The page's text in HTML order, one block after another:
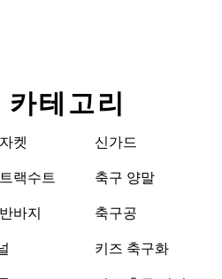
테고리
켓
랙수트
바지
신가드
축구 양말
축구공
키즈 축구화